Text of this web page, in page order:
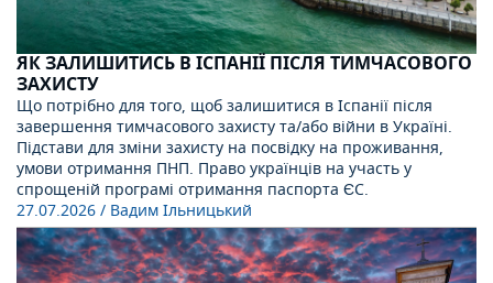
ЯК ЗАЛИШИТИСЬ В ІСПАНІЇ ПІСЛЯ ТИМЧАСОВОГО
ЗАХИСТУ
Що потрібно для того, щоб залишитися в Іспанії після
завершення тимчасового захисту та/або війни в Україні.
Підстави для зміни захисту на посвідку на проживання,
умови отримання ПНП. Право українців на участь у
спрощеній програмі отримання паспорта ЄС.
27.07.2026/ Вадим Ільницький